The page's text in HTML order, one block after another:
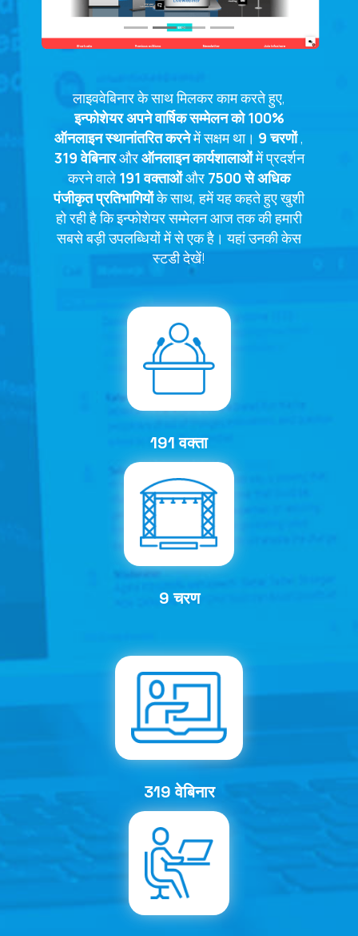
लाइववेबिनार के साथ मिलकर काम करते हुए,
इन्फोशेयरअपने वार्षिक सम्मेलन को 100%
ऑनलाइन स्थानांतरित करनेमें सक्षम था। 9 चरणों,
319 वेबिनारऔरऑनलाइन कार्यशालाओंमें प्रदर्शन
करने वाले 191 वक्ताओंऔर 7500 से अधिक
पंजीकृत प्रतिभागियोंके साथ, हमें यह कहते हुए खुशी
हो रही है कि इन्फोशेयर सम्मेलन आज तक की हमारी
सबसे बड़ी उपलब्धियों में से एक है। यहां उनकी केस
स्टडी देखें!
191 वक्ता
9 चरण
319 वेबिनार